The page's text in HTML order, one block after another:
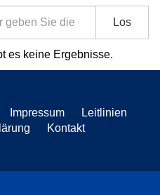
Los
es keine Ergebnisse.
Impressum
Leitlinien
Kontakt